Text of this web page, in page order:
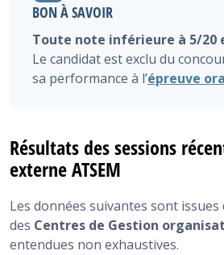
BON À SAVOIR
Toute note inférieure à 5/
Le candidat est exclu du
sa performance à l’épreuve
Résultats des sessions
externe ATSEM
Les données suivantes sont
des Centres de Gestion
entendues non exhaustives.